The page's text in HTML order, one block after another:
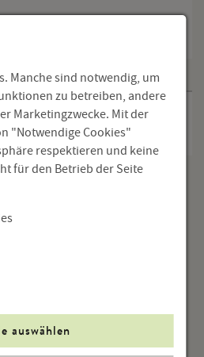
im Warenkorb.
Manche sind notwendig, um
zu betreiben, andere
Marketingzwecke. Mit der
"Notwendige Cookies"
respektieren und keine
für den Betrieb der Seite
auswählen